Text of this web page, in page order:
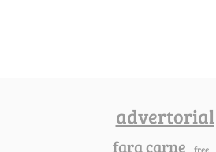
advertorial
fara carne free